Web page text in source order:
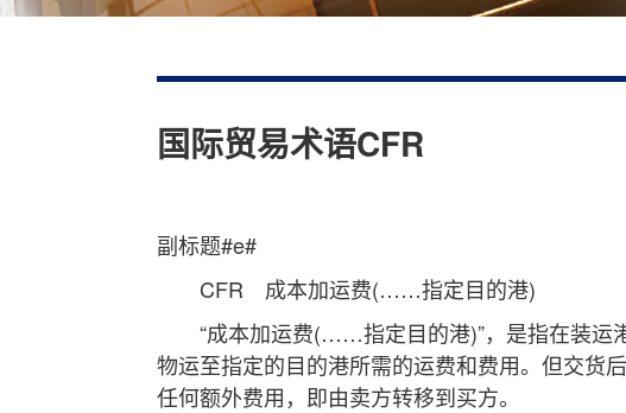
国际贸易术语CFR
副标题#e#
CFR 成本加运费(……指定目的港)
“成本加运费(……指定目的港)”，是指在装运
物运至指定的目的港所需的运费和费用。但交货
任何额外费用，即由卖方转移到买方。